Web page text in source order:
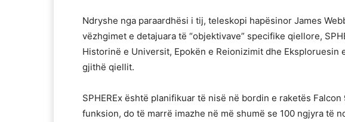
Ndryshe nga paraardhësi i tij, teleskopi hapësinor James
vëzhgimet e detajuara të “objektivave” specifike qiellore,
Historinë e Universit, Epokën e Reionizimit dhe
gjithë qiellit.
SPHEREx është planifikuar të nisë në bordin e raketës
funksion, do të marrë imazhe në më shumë se 100 ngjyra të